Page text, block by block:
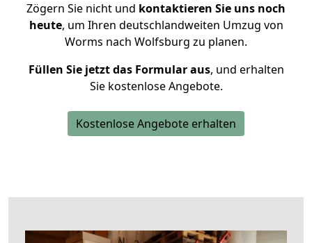
Zögern Sie nicht und kontaktieren Sie uns noch
heute, um Ihren deutschlandweiten Umzug von
Worms nach Wolfsburg zu planen.
Füllen Sie jetzt das Formular aus, und erhalten
Sie kostenlose Angebote.
Kostenlose Angebote erhalten